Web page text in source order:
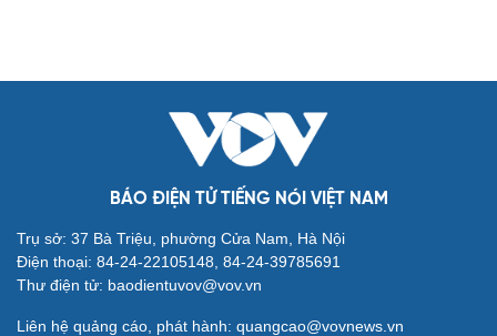
BÁO ĐIỆN TỬ TIẾNG NÓI VIỆT NAM
Trụ sở: 37 Bà Triệu, phường Cửa Nam, Hà Nội
Điện thoại: 84-24-22105148, 84-24-39785691
Thư điện tử: baodientuvov@vov.vn
Liên hệ quảng cáo, phát hành: quangcao@vovnews.vn